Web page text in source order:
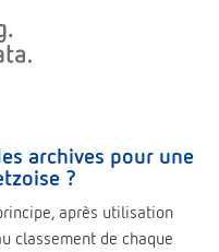
archives pour une
?
après utilisation
classement de chaque